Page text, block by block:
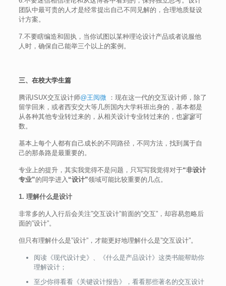
团队中最可贵的人才是经常提出自己不同见解的，合理地质疑设
计方案。
7.不要瞎编造和固执，当你试图以某种理论设计产品或者说服他
人时，确保自己能举三个以上的案例。
三、在校大学生篇
腾讯ISUX交互设计师@王阅微
：现在这一代的交互设计师，除了
留学回来，或者西安交大等几所国内大学科班出身的，基本都是
从各种其他专业转过来的，从相关设计专业转过来的，也寥寥可
数。
基本上每个人都有自己成长的不同路径，不同方法，找到属于自
己的那条路是最重要的。
专业上的提升，其实我觉得不是问题，只写写我觉得对于“非设计
专业”的同学进入 “设计”领域可能比较重要的几点。
1. 理解什么是设计
非常多的人入行后会关注”交互设计”前面的”交互”，却容易忽略后
面的”设计”。
但只有理解什么是”设计”，才能更好地理解什么是”交互设计”。
阅读《现代设计史》、《什么是产品设计》这类书能帮助你
理解设计；
至少你得看看《关键设计报告》，看看那些著名的交互设计